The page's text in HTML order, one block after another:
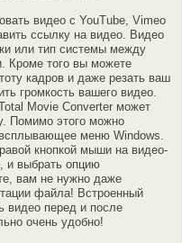
видео с YouTube, Vimeo
ссылку на видео. Видео
или тип системы между
Кроме того вы можете
кадров и даже резать ваш
громкость вашего видео.
Movie Converter может
Помимо этого можно
всплывающее меню Windows.
кнопкой мыши на видео-
и выбрать опцию
вам не нужно даже
файла! Встроенный
видео перед и после
очень удобно!